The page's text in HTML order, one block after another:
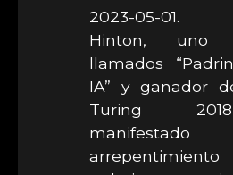
2023-05-01.
Hinton,
llamados
IA” y ganador
Turing